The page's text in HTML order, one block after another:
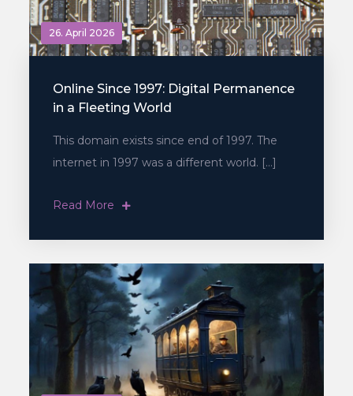
26. April 2026
Online Since 1997: Digital Permanence
in a Fleeting World
This domain exists since end of 1997. The
internet in 1997 was a different world. […]
Read More